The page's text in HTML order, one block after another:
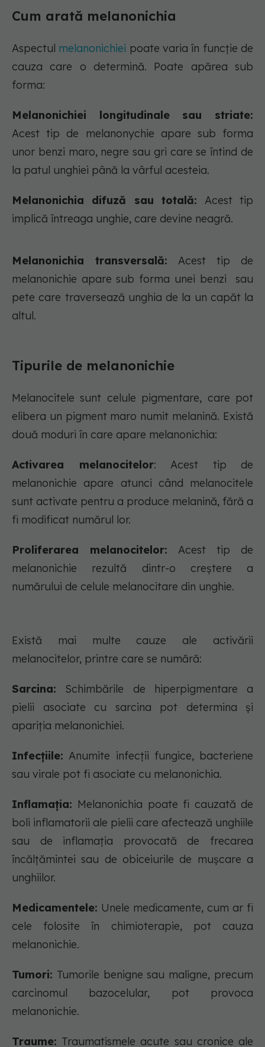
Cum arată melanonichia
Aspectul melanonichiei poate varia în funcție de
cauza care o determină. Poate apărea sub
forma:
Melanonichiei longitudinale sau striate:
Acest tip de melanonychie apare sub forma
unor benzi maro, negre sau gri care se întind de
la patul unghiei până la vârful acesteia.
Melanonichia difuză sau totală: Acest tip
implică întreaga unghie, care devine neagră.
Melanonichia transversală: Acest tip de
melanonichie apare sub forma unei benzi sau
pete care traversează unghia de la un capăt la
altul.
Tipurile de melanonichie
Melanocitele sunt celule pigmentare, care pot
elibera un pigment maro numit melanină. Există
două moduri în care apare melanonichia:
Activarea melanocitelor: Acest tip de
melanonichie apare atunci când melanocitele
sunt activate pentru a produce melanină, fără a
fi modificat numărul lor.
Proliferarea melanocitelor: Acest tip de
melanonichie rezultă dintr-o creștere a
numărului de celule melanocitare din unghie.
Există mai multe cauze ale activării
melanocitelor, printre care se numără:
Sarcina: Schimbările de hiperpigmentare a
pielii asociate cu sarcina pot determina și
apariția melanonichiei.
Infecțiile: Anumite infecții fungice, bacteriene
sau virale pot fi asociate cu melanonichia.
Inflamația: Melanonichia poate fi cauzată de
boli inflamatorii ale pielii care afectează unghiile
sau de inflamația provocată de frecarea
încălțămintei sau de obiceiurile de mușcare a
unghiilor.
Medicamentele: Unele medicamente, cum ar fi
cele folosite în chimioterapie, pot cauza
melanonichie.
Tumori: Tumorile benigne sau maligne, precum
carcinomul bazocelular, pot provoca
melanonichie.
Traume: Traumatismele acute sau cronice ale